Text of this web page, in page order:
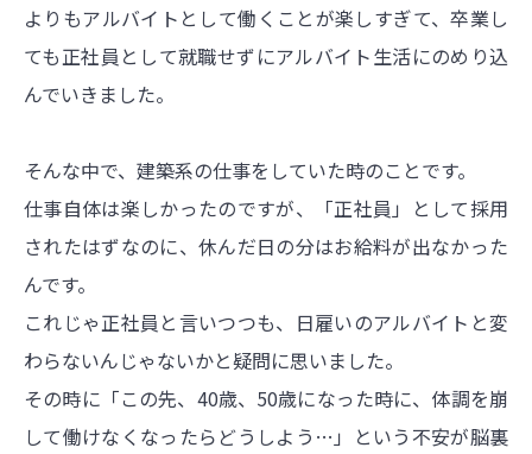
よりもアルバイトとして働くことが楽しすぎて、卒業し
ても正社員として就職せずにアルバイト生活にのめり込
んでいきました。
そんな中で、建築系の仕事をしていた時のことです。
仕事自体は楽しかったのですが、「正社員」として採用
されたはずなのに、休んだ日の分はお給料が出なかった
んです。
これじゃ正社員と言いつつも、日雇いのアルバイトと変
わらないんじゃないかと疑問に思いました。
その時に「この先、40歳、50歳になった時に、体調を崩
して働けなくなったらどうしよう…」という不安が脳裏